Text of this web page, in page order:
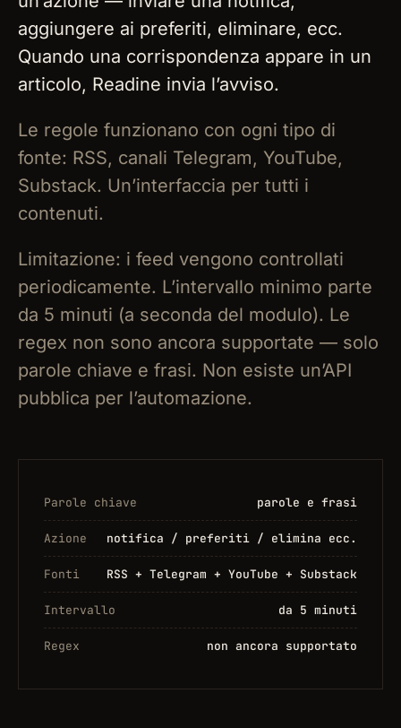
aggiungere ai preferiti, eliminare, ecc.
Quando una corrispondenza appare in un
articolo, Readine invia l’avviso.
Le regole funzionano con ogni tipo di
fonte: RSS, canali Telegram, YouTube,
Substack. Un’interfaccia per tutti i
contenuti.
Limitazione: i feed vengono controllati
periodicamente. L’intervallo minimo parte
da 5 minuti (a seconda del modulo). Le
regex non sono ancora supportate — solo
parole chiave e frasi. Non esiste un’API
pubblica per l’automazione.
Parole chiave parole e frasi
Azione notifica / preferiti / elimina ecc.
Fonti RSS + Telegram + YouTube + Substack
Intervallo da 5 minuti
Regex non ancora supportato